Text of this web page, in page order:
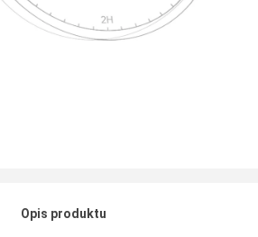
Opis produktu